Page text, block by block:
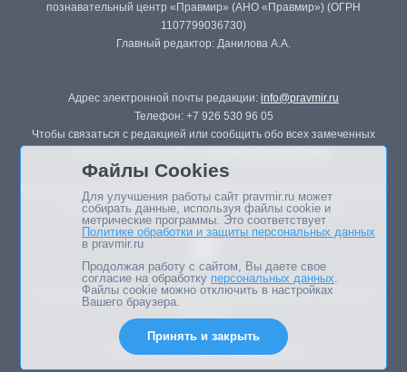
познавательный центр «Правмир» (АНО «Правмир») (ОГРН
1107799036730)
Главный редактор: Данилова А.А.
Адрес электронной почты редакции: info@pravmir.ru
Телефон: +7 926 530 96 05
Чтобы связаться с редакцией или сообщить обо всех замеченных
Републикация материалов сайта в печатных изданиях (книгах, прессе)
возможна только с письменного разрешения редакции.
Мнение авторов статей портала может не совпадать с позицией
Дизайн сайта -
Файлы Cookies
Для улучшения работы сайт pravmir.ru может
собирать данные, используя файлы cookie и
метрические программы. Это соответствует
Политике обработки и защиты персональных данных
в pravmir.ru
Продолжая работу с сайтом, Вы даете свое
согласие на обработку персональных данных.
Файлы cookie можно отключить в настройках
Вашего браузера.
Принять и закрыть